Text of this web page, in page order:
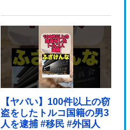
【ヤバい】100件以上の窃
盗をしたトルコ国籍の男3
人を逮捕 #移民 #外国人